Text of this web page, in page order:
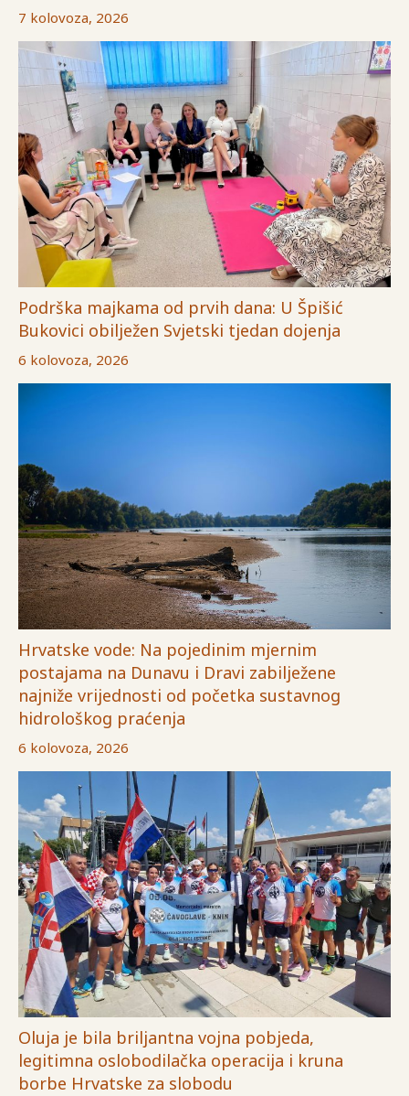
7 kolovoza, 2026
Podrška majkama od prvih dana: U Špišić
Bukovici obilježen Svjetski tjedan dojenja
6 kolovoza, 2026
Hrvatske vode: Na pojedinim mjernim
postajama na Dunavu i Dravi zabilježene
najniže vrijednosti od početka sustavnog
hidrološkog praćenja
6 kolovoza, 2026
Oluja je bila briljantna vojna pobjeda,
legitimna oslobodilačka operacija i kruna
borbe Hrvatske za slobodu